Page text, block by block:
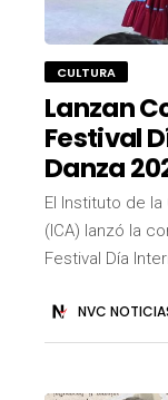
CULTURA
Lanzan
Festival
Danza
El Instituto de la
(ICA) lanzó la
Festival Día
NVC